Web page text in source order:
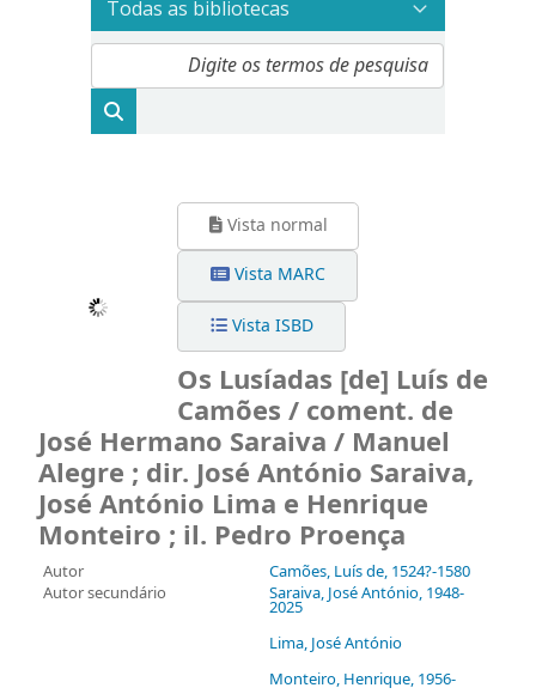
Vista MARC
Os Lusíadas [de] Luís de Camões /
coment. de José Hermano Saraiva
/ Manuel Alegre ; dir. José António
Saraiva, José António Lima e
Henrique Monteiro ; il. Pedro
Proença
Autor Camões, Luís de
, 1524?-1580
Autor secundário
Saraiva, José António
Lima, José António
Monteiro, Henrique
Saraiva, José Hermano
2012